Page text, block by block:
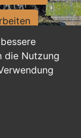
die Nutzung